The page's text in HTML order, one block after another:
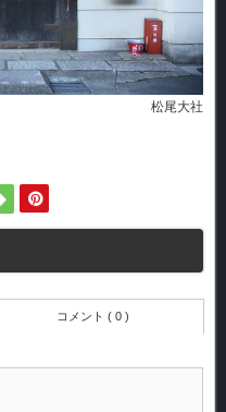
松尾大社
コメント ( 0 )